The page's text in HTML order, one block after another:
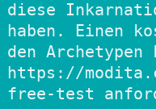
diese
haben. Einen
den Archetypen
https://
free-test